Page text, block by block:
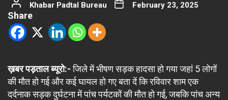
Khabar Padtal Bureau February 23, 2025
Share
ख़बर पड़ताल ब्यूरो:-जिले में भीषण सड़क हादसा हो गया जहां 5 लोगों
की मौत हो गई और कई घायल हो गए बता दें कि रविवार शाम एक
दर्दनाक सड़क दुर्घटना में पांच पर्यटकों की मौत हो गई, जबकि पांच अन्य